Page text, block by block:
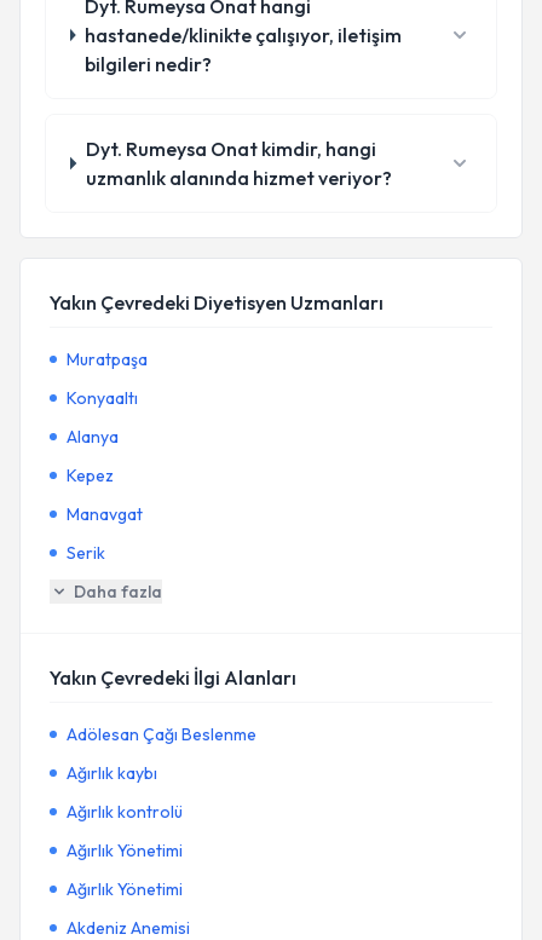
Dyt. Rumeysa Onat hangi
hastanede/klinikte çalışıyor, iletişim
bilgileri nedir?
Dyt. Rumeysa Onat kimdir, hangi
uzmanlık alanında hizmet veriyor?
Yakın Çevredeki Diyetisyen Uzmanları
Muratpaşa
Konyaaltı
Alanya
Kepez
Manavgat
Serik
Daha fazla
Yakın Çevredeki İlgi Alanları
Adölesan Çağı Beslenme
Ağırlık kaybı
Ağırlık kontrolü
Ağırlık Yönetimi
Ağırlık Yönetimi
Akdeniz Anemisi